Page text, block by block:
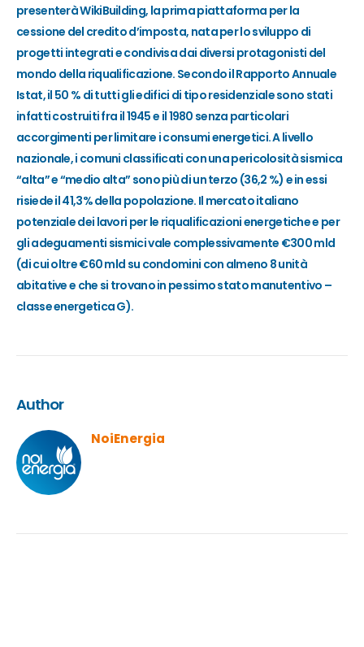
presenterà WikiBuilding, la prima piattaforma per la
cessione del credito d’imposta, nata per lo sviluppo di
progetti integrati e condivisa dai diversi protagonisti del
mondo della riqualificazione. Secondo il Rapporto Annuale
Istat, il 50 % di tutti gli edifici di tipo residenziale sono stati
infatti costruiti fra il 1945 e il 1980 senza particolari
accorgimenti per limitare i consumi energetici. A livello
nazionale, i comuni classificati con una pericolosità sismica
“alta” e “medio alta” sono più di un terzo (36,2 %) e in essi
risiede il 41,3% della popolazione. Il mercato italiano
potenziale dei lavori per le riqualificazioni energetiche e per
gli adeguamenti sismici vale complessivamente €300 mld
(di cui oltre €60 mld su condomini con almeno 8 unità
abitative e che si trovano in pessimo stato manutentivo –
classe energetica G).
Author
NoiEnergia